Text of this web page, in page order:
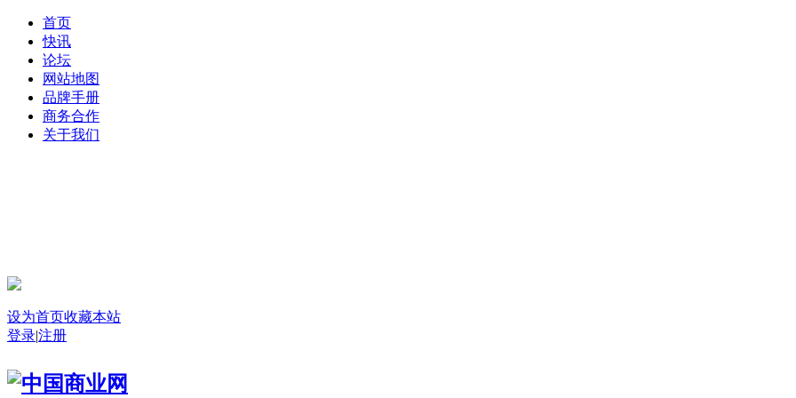
首页
快讯
论坛
网站地图
品牌手册
商务合作
关于我们
设为首页收藏本站
登录|注册